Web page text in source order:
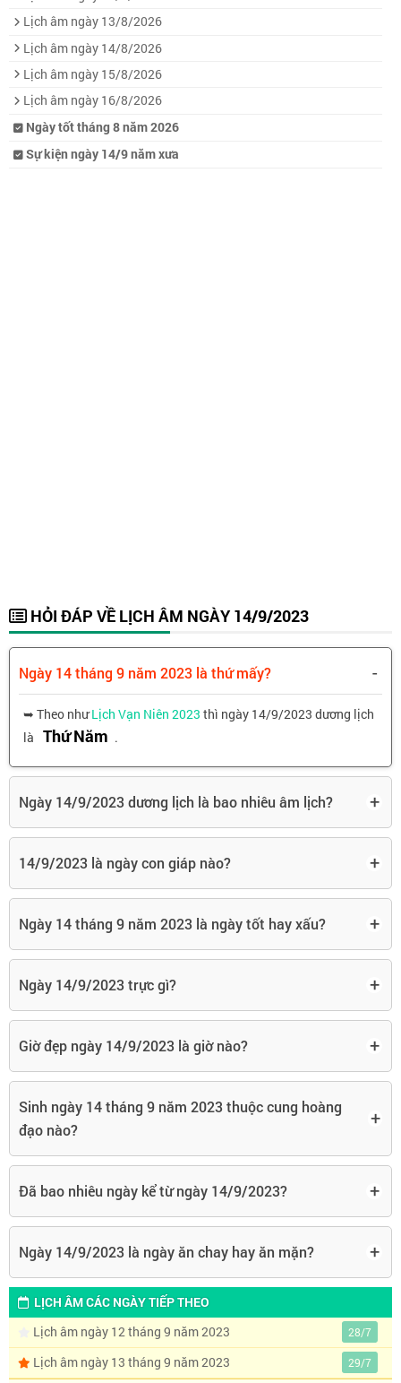
Lịch âm ngày 13/8/2026
Lịch âm ngày 14/8/2026
Lịch âm ngày 15/8/2026
Lịch âm ngày 16/8/2026
Ngày tốt tháng 8 năm 2026
Sự kiện ngày 14/9 năm xưa
HỎI ĐÁP VỀ LỊCH ÂM NGÀY 14/9/2023
Ngày 14 tháng 9 năm 2023 là thứ mấy? -
➥ Theo nhưLịch Vạn Niên 2023 thì ngày 14/9/2023 dương lịch
là Thứ Năm .
Ngày 14/9/2023 dương lịch là bao nhiêu âm lịch? +
14/9/2023 là ngày con giáp nào? +
Ngày 14 tháng 9 năm 2023 là ngày tốt hay xấu? +
Ngày 14/9/2023 trực gì? +
Giờ đẹp ngày 14/9/2023 là giờ nào? +
Sinh ngày 14 tháng 9 năm 2023 thuộc cung hoàng
đạo nào?
+
Đã bao nhiêu ngày kể từ ngày 14/9/2023? +
Ngày 14/9/2023 là ngày ăn chay hay ăn mặn? +
LỊCH ÂM CÁC NGÀY TIẾP THEO
Lịch âm ngày 12 tháng 9 năm 2023
28/7
Lịch âm ngày 13 tháng 9 năm 2023 29/7